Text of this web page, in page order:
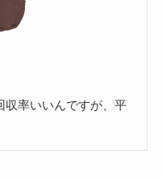
収率いいんですが、平